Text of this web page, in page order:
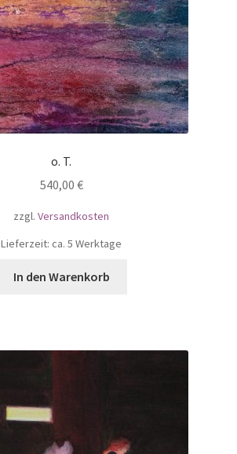
o. T.
540,00 €
zzgl. Versandkosten
Lieferzeit: ca. 5 Werktage
In den Warenkorb